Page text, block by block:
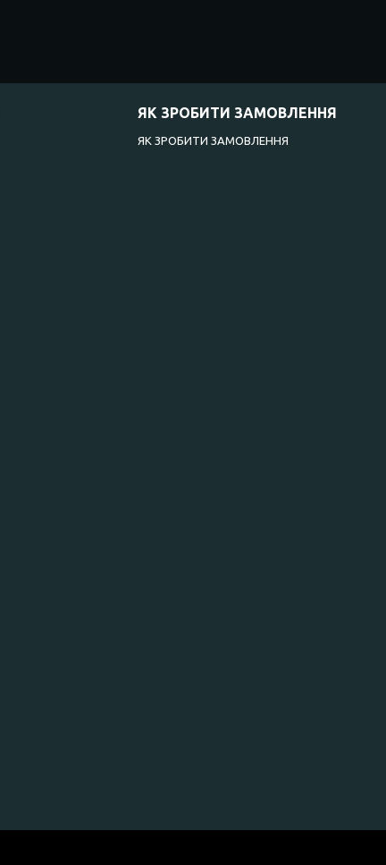
ЯК ЗРОБИТИ ЗАМОВЛЕННЯ
ЯК ЗРОБИТИ ЗАМОВЛЕННЯ